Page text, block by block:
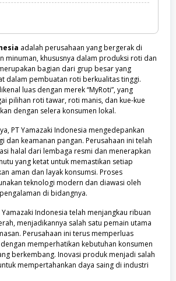
adalah perusahaan yang bergerak di
minuman, khususnya dalam produksi roti dan
bagian dari grup besar yang
dalam pembuatan roti berkualitas tinggi.
luas dengan merek “MyRoti”, yang
pilihan roti tawar, roti manis, dan kue-kue
dengan selera konsumen lokal.
PT Yamazaki Indonesia mengedepankan
dan keamanan pangan. Perusahaan ini telah
halal dari lembaga resmi dan menerapkan
yang ketat untuk memastikan setiap
aman dan layak konsumsi. Proses
teknologi modern dan diawasi oleh
di bidangnya.
Indonesia telah menjangkau ribuan
menjadikannya salah satu pemain utama
Perusahaan ini terus memperluas
memperhatikan kebutuhan konsumen
berkembang. Inovasi produk menjadi salah
mempertahankan daya saing di industri